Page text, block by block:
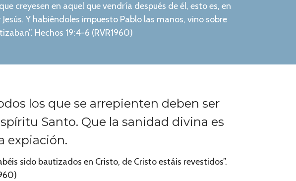
creyesen en aquel que vendría después de él, esto es, en
Y habiéndoles impuesto Pablo las manos, vino sobre
Hechos 19:4-6 (RVR1960)
los que se arrepienten deben ser
Santo. Que la sanidad divina es
expiación.
sido bautizados en Cristo, de Cristo estáis revestidos”.